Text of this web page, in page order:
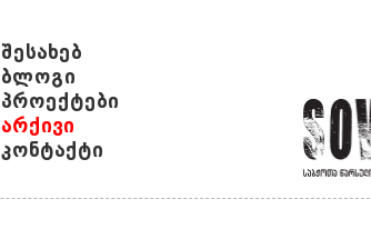
შესახებ
ბლოგი
პროექტები
არქივი
კონტაქტი